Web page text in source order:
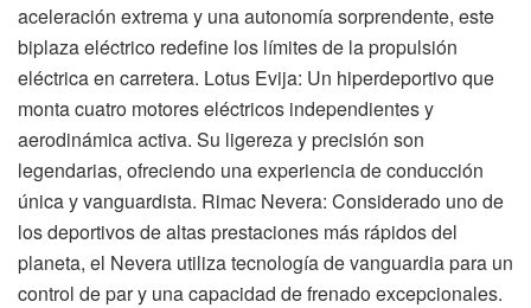
aceleración extrema y una autonomía sorprendente, este
biplaza eléctrico redefine los límites de la propulsión
eléctrica en carretera. Lotus Evija: Un hiperdeportivo que
monta cuatro motores eléctricos independientes y
aerodinámica activa. Su ligereza y precisión son
legendarias, ofreciendo una experiencia de conducción
única y vanguardista. Rimac Nevera: Considerado uno de
los deportivos de altas prestaciones más rápidos del
planeta, el Nevera utiliza tecnología de vanguardia para un
control de par y una capacidad de frenado excepcionales.